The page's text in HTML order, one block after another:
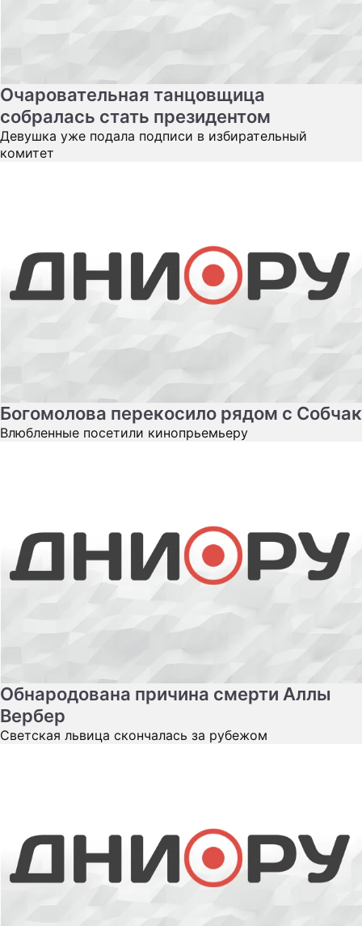
Очаровательная танцовщица
собралась стать президентом
Девушка уже подала подписи в избирательный
комитет
Богомолова перекосило рядом с Собчак
Влюбленные посетили кинопрьемьеру
Обнародована причина смерти Аллы
Вербер
Светская львица скончалась за рубежом